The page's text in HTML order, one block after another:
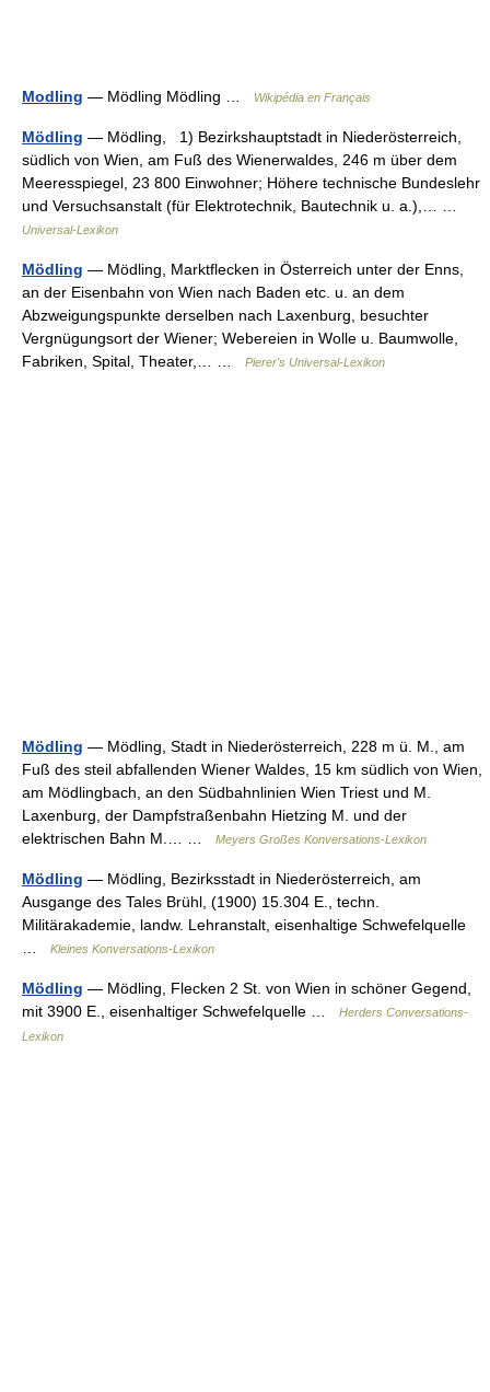
Modling — Mödling Mödling … Wikipédia en Français
Mödling — Mödling, 1) Bezirkshauptstadt in Niederösterreich,
südlich von Wien, am Fuß des Wienerwaldes, 246 m über dem
Meeresspiegel, 23 800 Einwohner; Höhere technische Bundeslehr
und Versuchsanstalt (für Elektrotechnik, Bautechnik u. a.),… …
Universal-Lexikon
Mödling — Mödling, Marktflecken in Österreich unter der Enns,
an der Eisenbahn von Wien nach Baden etc. u. an dem
Abzweigungspunkte derselben nach Laxenburg, besuchter
Vergnügungsort der Wiener; Webereien in Wolle u. Baumwolle,
Fabriken, Spital, Theater,… …
Pierer's Universal-Lexikon
Mödling — Mödling, Stadt in Niederösterreich, 228 m ü. M., am
Fuß des steil abfallenden Wiener Waldes, 15 km südlich von Wien,
am Mödlingbach, an den Südbahnlinien Wien Triest und M.
Laxenburg, der Dampfstraßenbahn Hietzing M. und der
elektrischen Bahn M.… …
Meyers Großes Konversations-Lexikon
Mödling — Mödling, Bezirksstadt in Niederösterreich, am
Ausgange des Tales Brühl, (1900) 15.304 E., techn.
Militärakademie, landw. Lehranstalt, eisenhaltige Schwefelquelle
Kleines Konversations-Lexikon
Mödling — Mödling, Flecken 2 St. von Wien in schöner Gegend,
mit 3900 E., eisenhaltiger Schwefelquelle …
Herders Conversations-
Lexikon